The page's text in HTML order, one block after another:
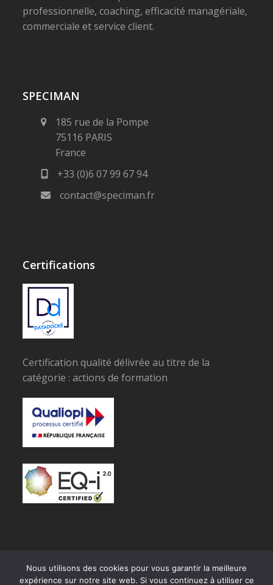
professionnelle, coaching, efficacité managériale,
commerciale et service client.
SPECIMAN
185 rue de la Pompe
75116 PARIS
France
+33 (0)6 07 99 67 94
contact@speciman.fr
Certifications
Certification qualité délivrée au titre de la
catégorie : actions de formation
Nous utilisons des cookies pour vous garantir la meilleure
expérience sur notre site web. Si vous continuez à utiliser ce